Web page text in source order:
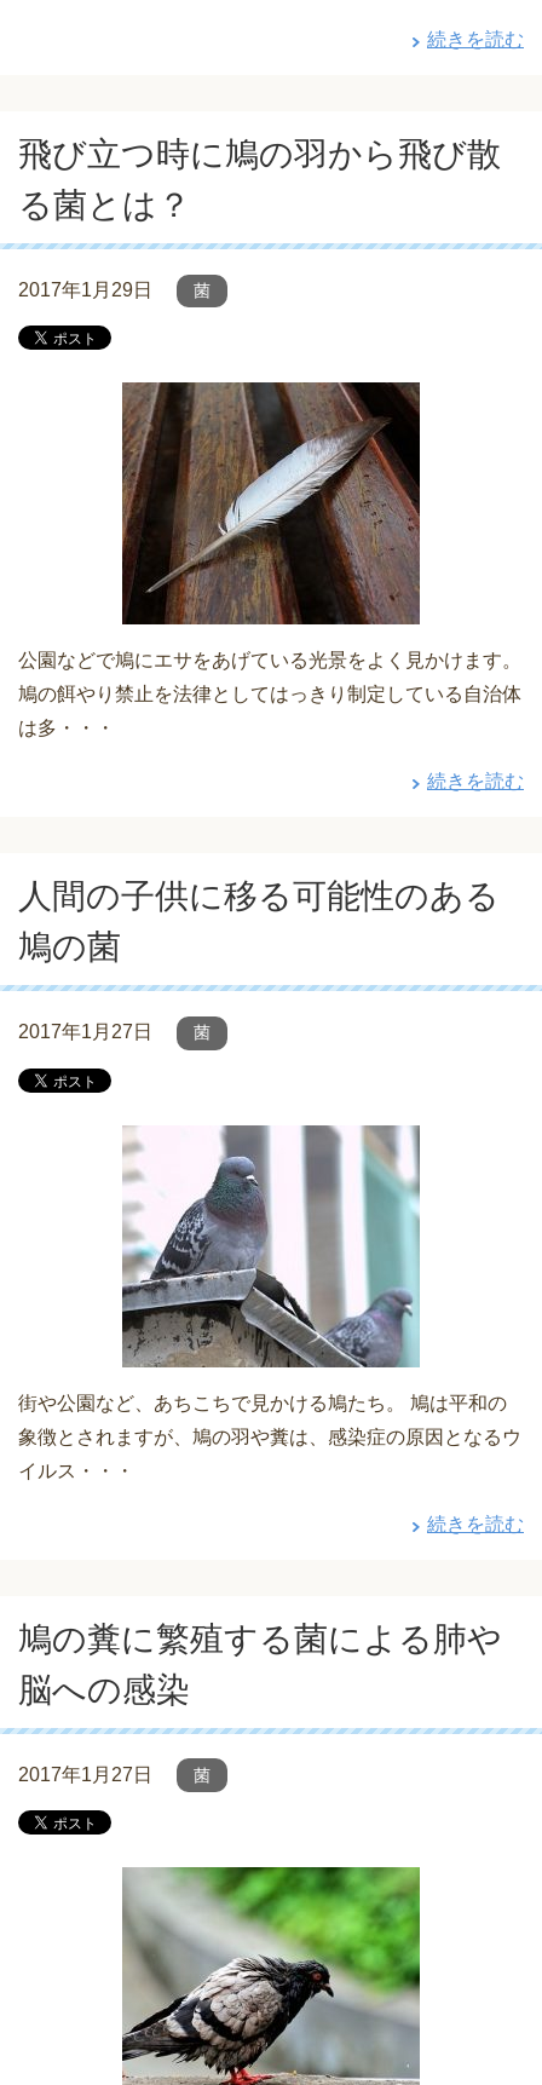
続きを読む
飛び立つ時に鳩の羽から飛び散
る菌とは？
2017年1月29日 菌
公園などで鳩にエサをあげている光景をよく見かけます。
鳩の餌やり禁止を法律としてはっきり制定している自治体
は多・・・
続きを読む
人間の子供に移る可能性のある
鳩の菌
2017年1月27日 菌
街や公園など、あちこちで見かける鳩たち。 鳩は平和の
象徴とされますが、鳩の羽や糞は、感染症の原因となるウ
イルス・・・
続きを読む
鳩の糞に繁殖する菌による肺や
脳への感染
2017年1月27日 菌